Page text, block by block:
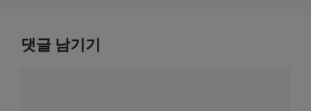
댓글 남기기